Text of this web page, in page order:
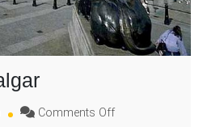
Comments Offon